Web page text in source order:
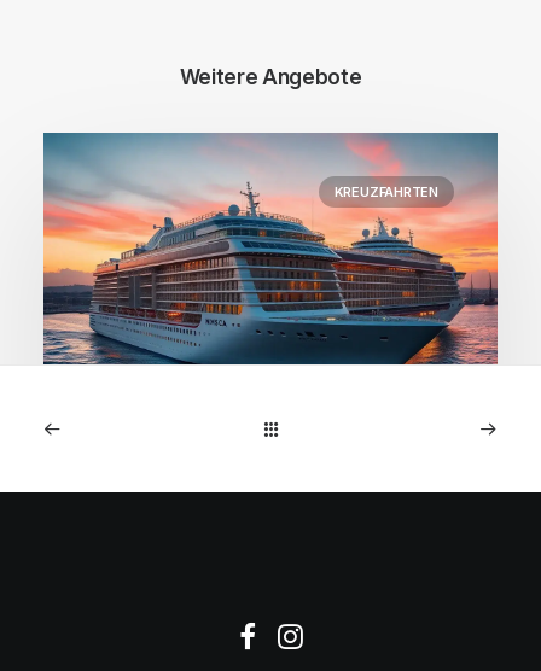
Weitere Angebote
KREUZFAHRTEN
1. Januar 2026